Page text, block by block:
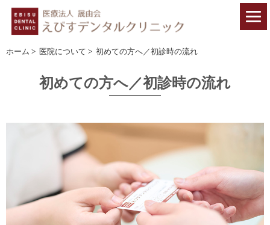
ホーム > 医院について > 初めての方へ／初診時の流れ
初めての方へ／初診時の流れ